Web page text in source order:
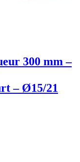
300 mm –
– Ø15/21